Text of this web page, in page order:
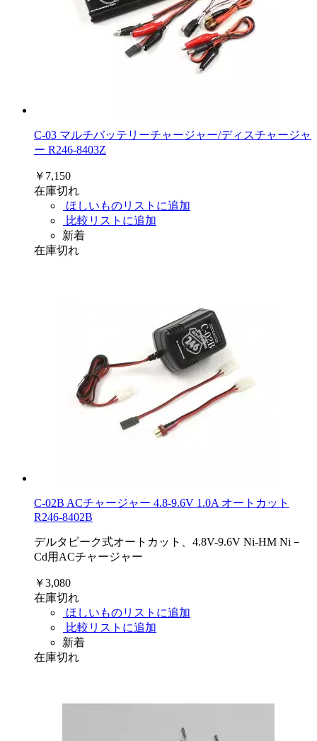
C-03 マルチバッテリーチャージャー/ディスチャージャ
ー R246-8403Z
￥7,150
在庫切れ
ほしいものリストに追加
比較リストに追加
新着
在庫切れ
C-02B ACチャージャー 4.8-9.6V 1.0A オートカット
R246-8402B
デルタピーク式オートカット、4.8V-9.6V Ni-HM Ni－
Cd用ACチャージャー
￥3,080
在庫切れ
ほしいものリストに追加
比較リストに追加
新着
在庫切れ